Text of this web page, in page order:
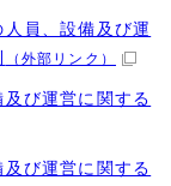
員、設備及び運
（外部リンク）
び運営に関する
び運営に関する